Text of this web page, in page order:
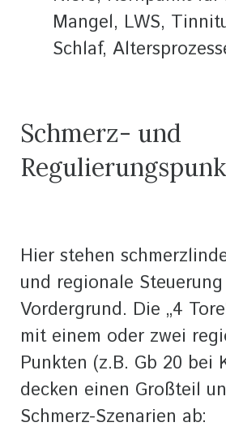
Mangel, LWS,
Schlaf,
Schmerz- und
Hier stehen
und regionale
Vordergrund. Die „4
mit einem oder zwei
Punkten (z.B. Gb 20 bei
decken einen Großteil
Schmerz-Szenarien ab: